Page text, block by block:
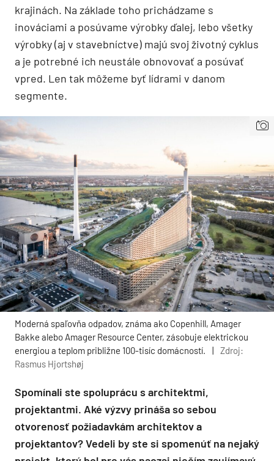
krajinách. Na základe toho prichádzame s
inováciami a posúvame výrobky ďalej, lebo všetky
výrobky (aj v stavebníctve) majú svoj životný cyklus
a je potrebné ich neustále obnovovať a posúvať
vpred. Len tak môžeme byť lídrami v danom
segmente.
Moderná spaľovňa odpadov, známa ako Copenhill, Amager
Bakke alebo Amager Resource Center, zásobuje elektrickou
energiou a teplom približne 100-tisíc domácností.
|
Zdroj:
Rasmus Hjortshøj
Spomínali ste spoluprácu s architektmi,
projektantmi. Aké výzvy prináša so sebou
otvorenosť požiadavkám architektov a
projektantov? Vedeli by ste si spomenúť na nejaký